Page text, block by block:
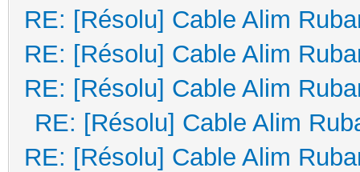
RE: [Résolu] Cable Alim
RE: [Résolu] Cable Alim
RE: [Résolu] Cable Alim
RE: [Résolu] Cable Alim
RE: [Résolu] Cable Alim